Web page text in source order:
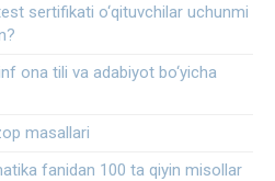
sertifikati o‘qituvchilar uchunmi
ona tili va adabiyot bo‘yicha
masallari
fanidan 100 ta qiyin misollar